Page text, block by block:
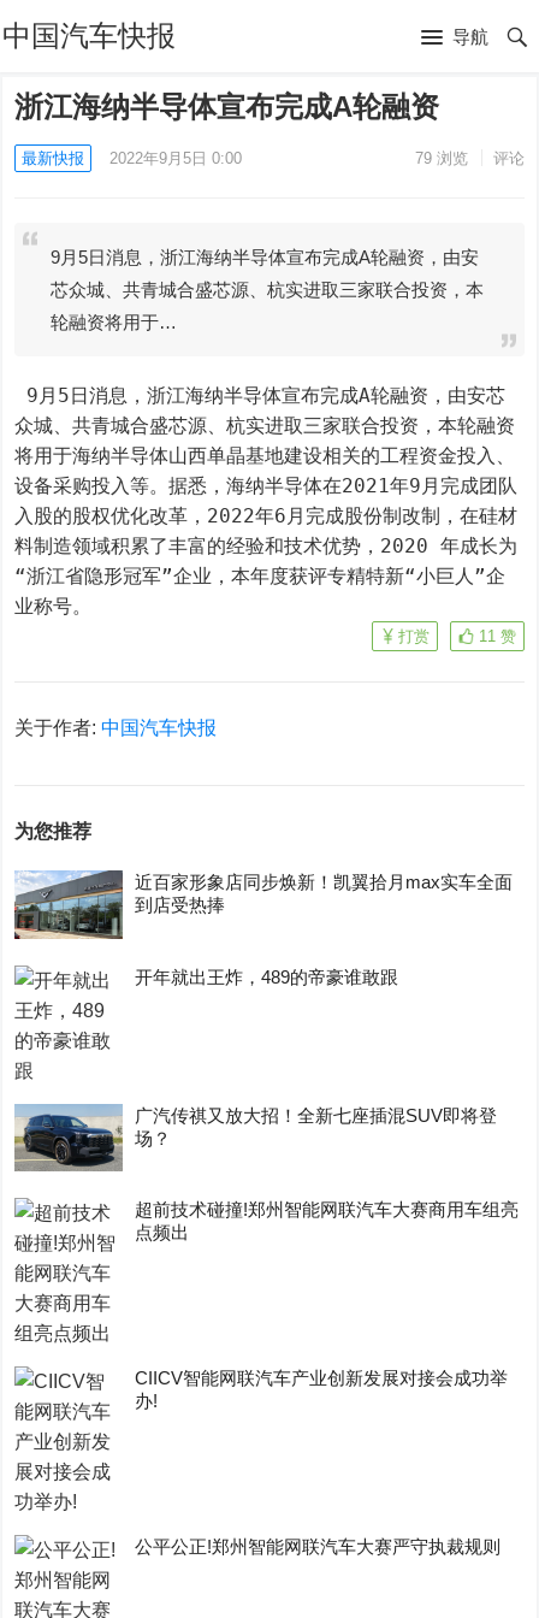
中国汽车快报 导航
浙江海纳半导体宣布完成A轮融资
最新快报 2022年9月5日 0:00 79浏览 评论
9月5日消息，浙江海纳半导体宣布完成A轮融资，由安
芯众城、共青城合盛芯源、杭实进取三家联合投资，本
轮融资将用于…
众城、共青城合盛芯源、杭实进取三家联合投资，本轮融资
将用于海纳半导体山西单晶基地建设相关的工程资金投入、
设备采购投入等。据悉，海纳半导体在2021年9月完成团队
入股的股权优化改革，2022年6月完成股份制改制，在硅材
料制造领域积累了丰富的经验和技术优势，2020 年成长为
“浙江省隐形冠军”企业，本年度获评专精特新“小巨人”企
业称号。
11 赞
打赏
关于作者:中国汽车快报
为您推荐
近百家形象店同步焕新！凯翼拾月max实车全面
到店受热捧
开年就出王炸，489的帝豪谁敢跟
广汽传祺又放大招！全新七座插混SUV即将登
场？
超前技术碰撞!郑州智能网联汽车大赛商用车组亮
点频出
CIICV智能网联汽车产业创新发展对接会成功举
办!
公平公正!郑州智能网联汽车大赛严守执裁规则